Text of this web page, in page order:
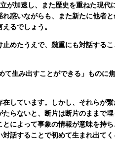
が加速し、また歴史を重ねた現代
惑いながらも、また新たに他者
るでしょう。
めたうえで、幾重にも対話するこ
生み出すことができる」ものに
しています。しかし、それらが
らないと、断片は断片のままで
によって事象の情報が意味を持
話することで初めて生まれ出て